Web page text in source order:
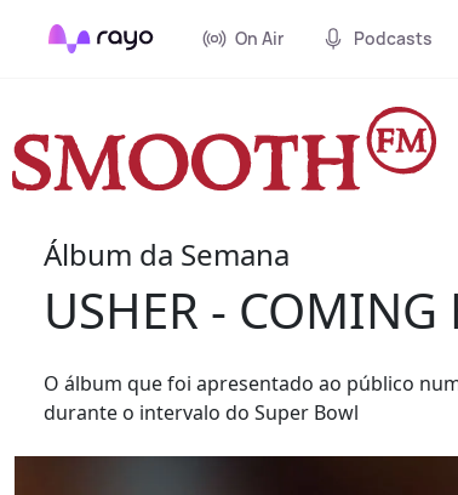
On Air Podcasts
Álbum da Semana
USHER - COMING
O álbum que foi apresentado ao público
durante o intervalo do Super Bowl